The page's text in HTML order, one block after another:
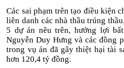
Các sai phạm trên tạo điều kiện
liên danh các nhà thầu trúng
5 dự án nêu trên, hưởng lợi
Nguyễn Duy Hưng và các đồng
trong vụ án đã gây thiệt hại tài
hơn 120,4 tỷ đồng.